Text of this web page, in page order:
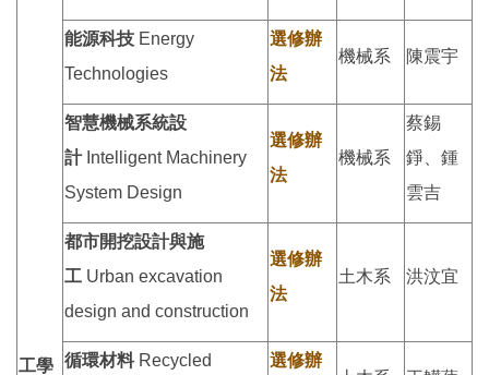
工學
能源科技 Energy
Technologies
選修辦
法
機械系 陳震宇
智慧機械系統設
計Intelligent Machinery
System Design
選修辦
法
機械系
蔡錫
錚、鍾
雲吉
都市開挖設計與施
工 Urban excavation
design and construction
選修辦
法
土木系 洪汶宜
循環材料 Recycled
選修辦